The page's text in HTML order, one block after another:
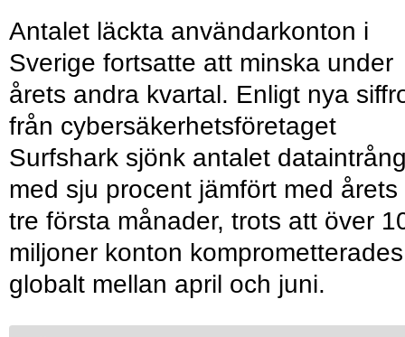
Antalet läckta användarkonton i
Sverige fortsatte att minska under
årets andra kvartal. Enligt nya
från cybersäkerhetsföretaget
Surfshark sjönk antalet
med sju procent jämfört med årets
tre första månader, trots att över
miljoner konton komprometterades
globalt mellan april och juni.